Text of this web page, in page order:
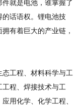
就是电池，谁掌握了
话语权。锂电池技
有着巨大的产业链，
工程、材料科学与工
程、焊接技术与工
用化学、化学工程、